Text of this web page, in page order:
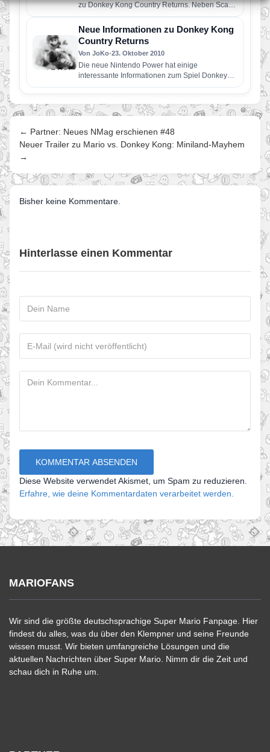
zu Donkey Kong Country Returns. Neben Scans
zur aktuellen Nintendo Power…
Neue Informationen zu Donkey Kong
Country Returns
Von JoKo•23. Oktober 2010
Die neue Nintendo Power hat einige
interessante Informationen zum Spiel Donkey
Kong Country Returns veröffentlicht. – Cranky
Kong…
← Partner: Neues NMag erschienen #48
Neuer Trailer zu Mario vs. Donkey Kong: Miniland-Mayhem
→
Bisher keine Kommentare.
Hinterlasse einen Kommentar
Diese Website verwendet Akismet, um Spam zu reduzieren.
Erfahre, wie deine Kommentardaten verarbeitet werden.
MARIOFANS
Wir sind die größte deutschsprachige Super Mario Fanpage. Hier
findest du alles, was du über den Klempner und seine Freunde
wissen musst. Wir bieten umfangreiche Lösungen und die
aktuellen Nachrichten über Super Mario. Nimm dir die Zeit und
schau dich in Ruhe um.